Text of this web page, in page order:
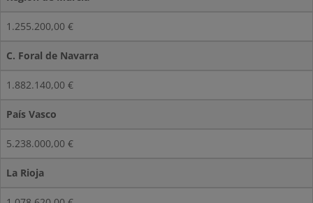
1.255.200,00 €
C. Foral de Navarra
1.882.140,00 €
País Vasco
5.238.000,00 €
La Rioja